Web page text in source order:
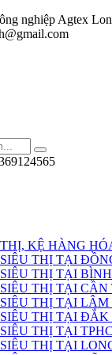
nghiệp Agtex
KỆ HÀNG
THỊ TẠI
THỊ TẠI
THỊ TẠI CẦN
THỊ TẠI LÂM
THỊ TẠI
THỊ TẠI
THỊ TẠI